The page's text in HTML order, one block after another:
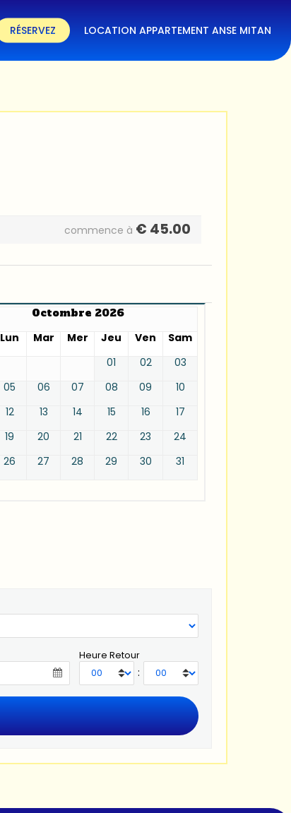
RÉSERVEZ LOCATION APPARTEMENT ANSE MITAN
commence à € 45.00
Octombre 2026
Lun Mar Mer Jeu Ven
Sam
01
02
03
05 06 07 08 09
10
12 13 14 15 16
17
19 20 21 22 23
24
26 27 28 29 30 31
Heure Retour
: